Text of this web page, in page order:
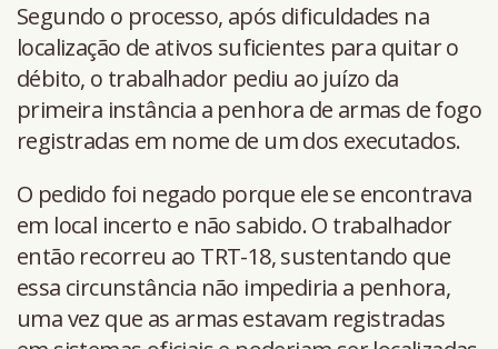
Segundo o processo, após dificuldades na
localização de ativos suficientes para quitar o
débito, o trabalhador pediu ao juízo da
primeira instância a penhora de armas de fogo
registradas em nome de um dos executados.
O pedido foi negado porque ele se encontrava
em local incerto e não sabido. O trabalhador
então recorreu ao TRT-18, sustentando que
essa circunstância não impediria a penhora,
uma vez que as armas estavam registradas